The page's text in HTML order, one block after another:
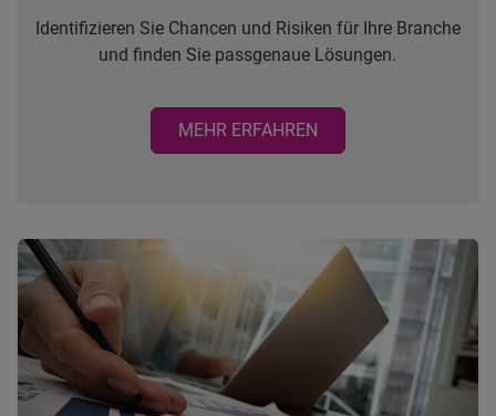
Identifizieren Sie Chancen und Risiken für Ihre Branche
und finden Sie passgenaue Lösungen.
MEHR ERFAHREN